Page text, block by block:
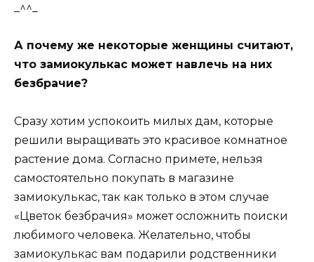
_^^_
А почему же некоторые женщины считают,
что замиокулькас может навлечь на них
безбрачие?
Сразу хотим успокоить милых дам, которые
решили выращивать это красивое комнатное
растение дома. Согласно примете, нельзя
самостоятельно покупать в магазине
замиокулькас, так как только в этом случае
«Цветок безбрачия» может осложнить поиски
любимого человека. Желательно, чтобы
замиокулькас вам подарили родственники